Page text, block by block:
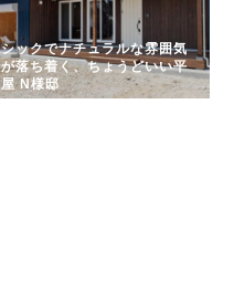
シックでナチュラルな雰囲気
が落ち着く、ちょうどいい平
屋 N様邸